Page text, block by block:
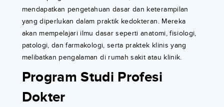
mendapatkan pengetahuan dasar dan keterampilan
yang diperlukan dalam praktik kedokteran. Mereka
akan mempelajari ilmu dasar seperti anatomi, fisiologi,
patologi, dan farmakologi, serta praktek klinis yang
melibatkan pengalaman di rumah sakit atau klinik.
Program Studi Profesi
Dokter